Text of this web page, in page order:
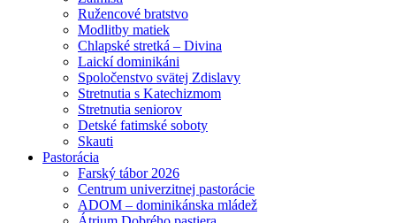
Ružencové bratstvo
Modlitby matiek
Chlapské stretká – Divina
Laickí dominikáni
Spoločenstvo svätej Zdislavy
Stretnutia s Katechizmom
Stretnutia seniorov
Detské fatimské soboty
Skauti
Pastorácia
Farský tábor 2026
Centrum univerzitnej pastorácie
ADOM – dominikánska mládež